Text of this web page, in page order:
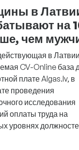
в
на
чем
в
CV-Online база
плате Algas.lv, в
проведения
исследования
оплаты труда на
уровнях